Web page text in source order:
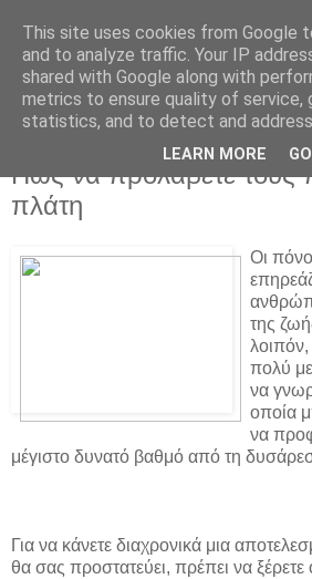
Πώς να προλάβετε τους
πλάτη
Οι
της
λοιπόν,
πολύ
να
οποία
να
μέγιστο δυνατό βαθμό από τη
Για να κάνετε διαχρονικά μια
θα σας προστατεύει, πρέπει να ξέρετε
This site uses cookies from Google
and to analyze traffic. Your IP
shared with Google along with
metrics to ensure quality of service,
statistics, and to detect and
LEARN MORE